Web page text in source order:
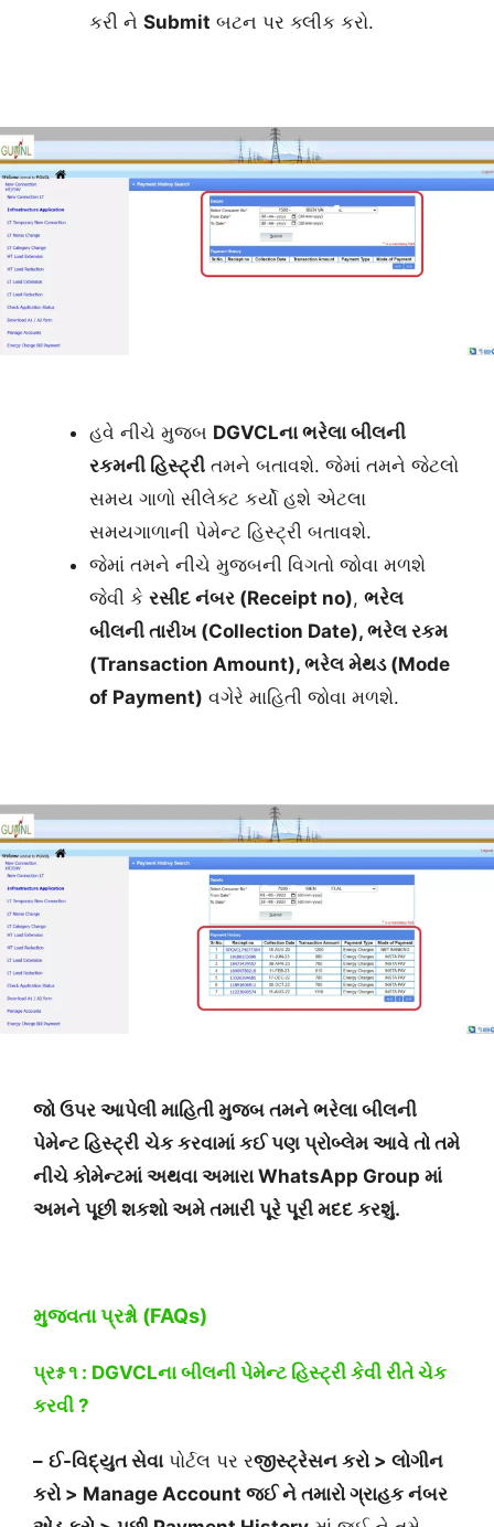
કરી ને Submit બટન પર ક્લીક કરો.
હવે નીચે મુજબ DGVCLના ભરેલા બીલની
રકમની હિસ્ટ્રી તમને બતાવશે. જેમાં તમને જેટલો
સમય ગાળો સીલેક્ટ કર્યો હશે એટલા
સમયગાળાની પેમેન્ટ હિસ્ટ્રી બતાવશે.
જેમાં તમને નીચે મુજબની વિગતો જોવા મળશે
જેવી કે રસીદ નંબર (Receipt no), ભરેલ
બીલની તારીખ (Collection Date), ભરેલ રકમ
(Transaction Amount), ભરેલ મેથડ (Mode
of Payment) વગેરે માહિતી જોવા મળશે.
જો ઉપર આપેલી માહિતી મુજબ તમને ભરેલા બીલની
પેમેન્ટ હિસ્ટ્રી ચેક કરવામાં કઈ પણ પ્રોબ્લેમ આવે તો તમે
નીચે કોમેન્ટમાં અથવા અમારા WhatsApp Group માં
અમને પૂછી શકશો અમે તમારી પૂરે પૂરી મદદ કરશું.
મુજવતા પ્રશ્નો (FAQs)
પ્રશ્ન ૧ : DGVCLના બીલની પેમેન્ટ હિસ્ટ્રી કેવી રીતે ચેક
કરવી ?
– ઈ-વિદ્યુત સેવાપોર્ટલ પર રજીસ્ટ્રેસન કરો > લોગીન
કરો > Manage Account જઈ ને તમારો ગ્રાહક નંબર